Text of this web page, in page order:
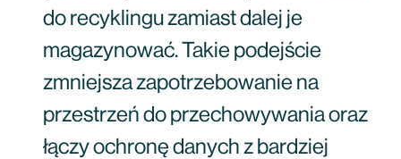
do recyklingu zamiast dalej je
magazynować. Takie podejście
zmniejsza zapotrzebowanie na
przestrzeń do przechowywania oraz
łączy ochronę danych z bardziej